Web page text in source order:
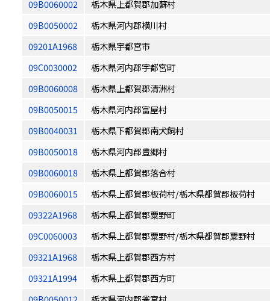
09B0060002
栃木県上都賀郡加蘇村
09B0050002
栃木県河内郡横川村
09201A1968
栃木県宇都宮市
09C0030002
栃木県河内郡宇都宮町
09B0060008
栃木県上都賀郡清洲村
09B0050015
栃木県河内郡富屋村
09B0040031
栃木県下都賀郡南犬飼村
09B0050018
栃木県河内郡豊郷村
09B0060018
栃木県上都賀郡落合村
09B0060015
栃木県上都賀郡板荷村/栃木県都賀郡板荷村
09322A1968
栃木県上都賀郡粟野町
09C0060003
栃木県上都賀郡粟野村/栃木県都賀郡粟野村
09321A1968
栃木県上都賀郡西方村
09321A1994
栃木県上都賀郡西方町